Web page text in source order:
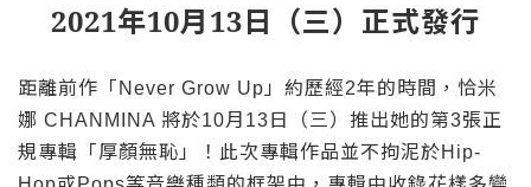
2021年10月13日（三）正式發行
距離前作「 Never Grow Up 」約歷經2年的時間，恰米
娜 CHANMINA 將於10月 13日（三）推出她的第3張正
規專輯「厚顏無恥」！此次專輯作品並不拘泥於Hip-